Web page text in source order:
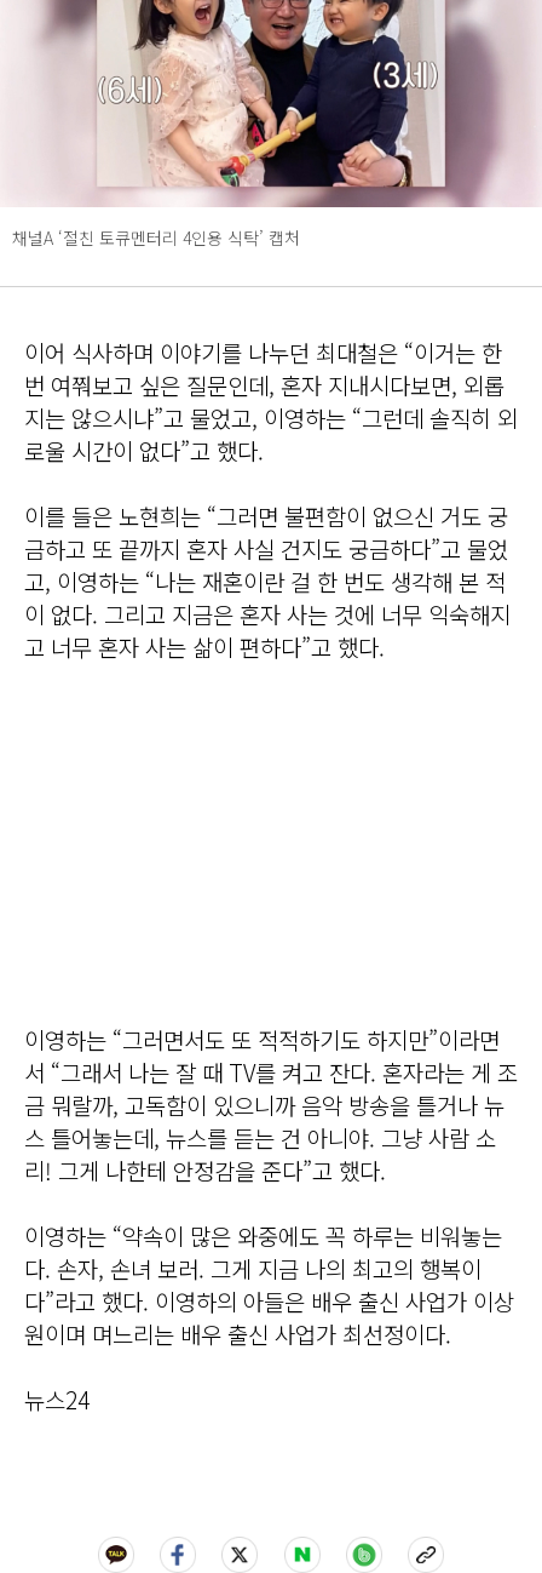
채널A ‘절친 토큐멘터리 4인용 식탁’ 캡처
이어 식사하며 이야기를 나누던 최대철은 “이거는 한
번 여쭤보고 싶은 질문인데, 혼자 지내시다보면, 외롭
지는 않으시냐”고 물었고, 이영하는 “그런데 솔직히 외
로울 시간이 없다”고 했다.
이를 들은 노현희는 “그러면 불편함이 없으신 거도 궁
금하고 또 끝까지 혼자 사실 건지도 궁금하다”고 물었
고, 이영하는 “나는 재혼이란 걸 한 번도 생각해 본 적
이 없다. 그리고 지금은 혼자 사는 것에 너무 익숙해지
고 너무 혼자 사는 삶이 편하다”고 했다.
이영하는 “그러면서도 또 적적하기도 하지만”이라면
서 “그래서 나는 잘 때 TV를 켜고 잔다. 혼자라는 게 조
금 뭐랄까, 고독함이 있으니까 음악 방송을 틀거나 뉴
스 틀어놓는데, 뉴스를 듣는 건 아니야. 그냥 사람 소
리! 그게 나한테 안정감을 준다”고 했다.
이영하는 “약속이 많은 와중에도 꼭 하루는 비워놓는
다. 손자, 손녀 보러. 그게 지금 나의 최고의 행복이
다”라고 했다. 이영하의 아들은 배우 출신 사업가 이상
원이며 며느리는 배우 출신 사업가 최선정이다.
뉴스24